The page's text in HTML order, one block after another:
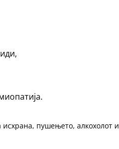
пушењето, алкохолот и